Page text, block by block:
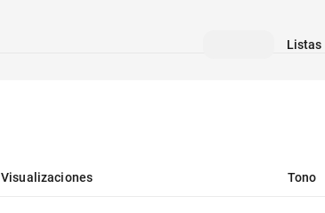
Listas
Visualizaciones Tono